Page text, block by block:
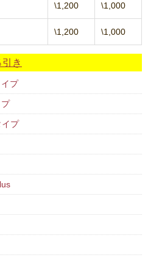
\1,200 \1,000
\1,200 \1,000
き
プ
プ